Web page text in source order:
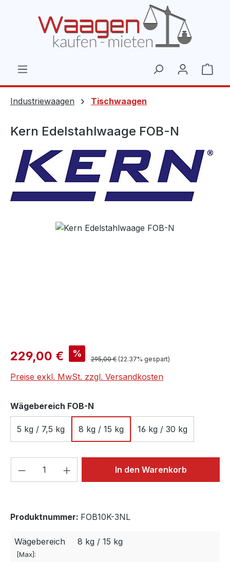
Industriewaagen Tischwaagen
Kern Edelstahlwaage FOB-N
Bildergalerie überspringen
Verkaufspreis:
229,00 € % Regulärer Preis:
295,00 € (22.37% gespart)
Preise exkl. MwSt. zzgl. Versandkosten
Wägebereich FOB-N
5 kg / 7,5 kg 8 kg / 15 kg 16 kg / 30 kg
Produkt Anzahl: Gib denIn den Warenkorb
Produktnummer: FOB10K-3NL
Wägebereich
[Max]:
8 kg / 15 kg